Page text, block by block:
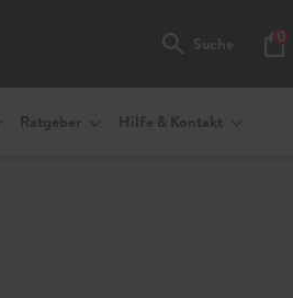
Suche 0
Ratgeber Hilfe & Kontakt